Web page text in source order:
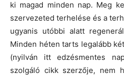
ki magad minden nap. Meg
szervezeted terhelése és a
ugyanis utóbbi alatt
Minden héten tarts legalább
(nyilván itt edzésmentes
szolgáló cikk szerzője, nem